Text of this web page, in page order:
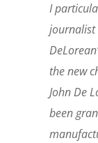
I
journalist
the new
John De
been